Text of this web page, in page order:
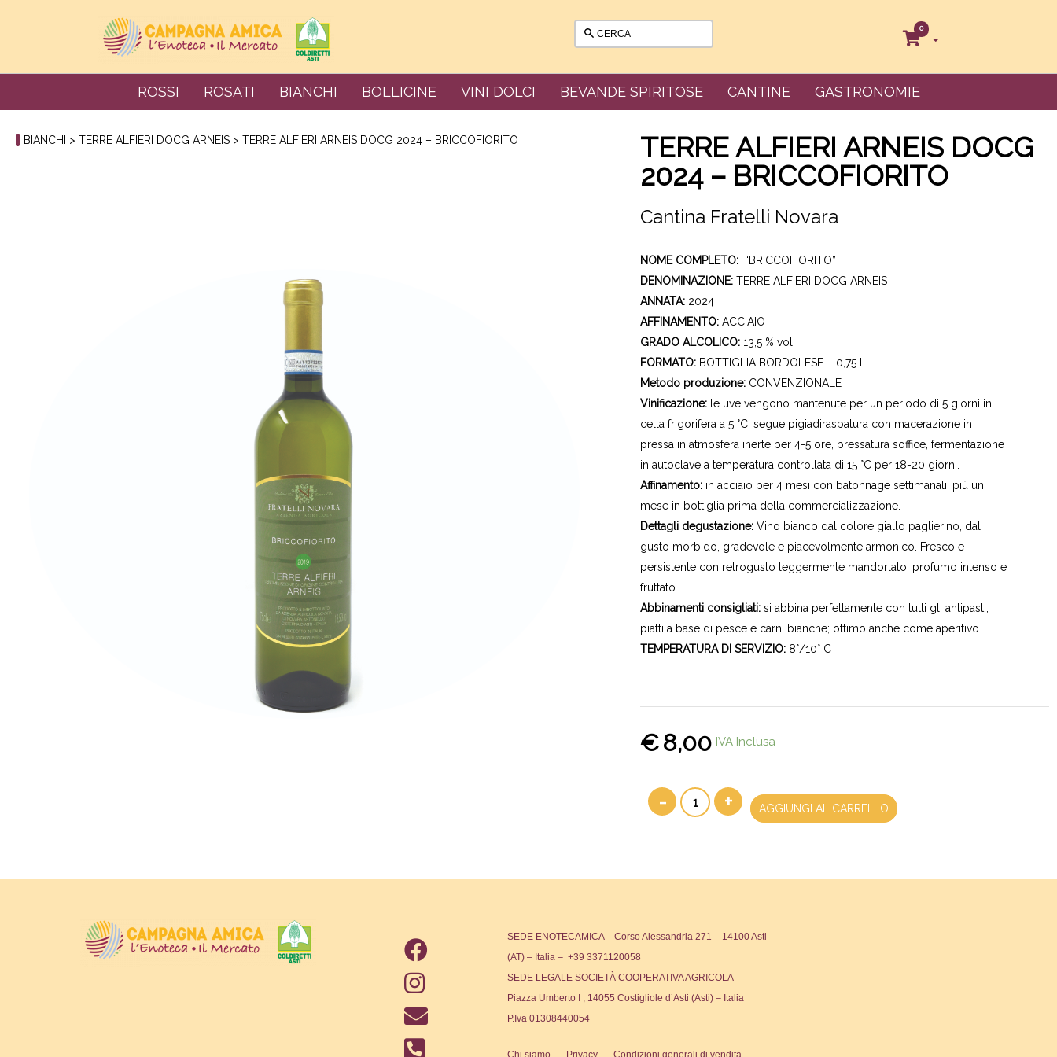
ROSSI ROSATI BIANCHI BOLLICINE VINI DOLCI BEVANDE SPIRITOSE CANTINE GASTRONOMIE
0
BIANCHI > TERRE ALFIERI DOCG ARNEIS > TERRE ALFIERI ARNEIS DOCG 2024 – BRICCOFIORITO
TERRE ALFIERI ARNEIS DOCG
2024 – BRICCOFIORITO
Cantina Fratelli Novara
NOME COMPLETO: “BRICCOFIORITO”
DENOMINAZIONE:TERRE ALFIERI DOCG ARNEIS
ANNATA: 2024
AFFINAMENTO:ACCIAIO
GRADO ALCOLICO:13,5 % vol
FORMATO: BOTTIGLIA BORDOLESE – 0,75 L
Metodo produzione: CONVENZIONALE
Vinificazione: le uve vengono mantenute per un periodo di 5 giorni in
cella frigorifera a 5 °C, segue pigiadiraspatura con macerazione in
pressa in atmosfera inerte per 4-5 ore, pressatura soffice, fermentazione
in autoclave a temperatura controllata di 15 °C per 18-20 giorni.
Affinamento: in acciaio per 4 mesi con batonnage settimanali, più un
mese in bottiglia prima della commercializzazione.
Dettagli degustazione:Vino bianco dal colore giallo paglierino, dal
gusto morbido, gradevole e piacevolmente armonico. Fresco e
persistente con retrogusto leggermente mandorlato, profumo intenso e
fruttato.
Abbinamenti consigliati:si abbina perfettamente con tutti gli antipasti,
piatti a base di pesce e carni bianche; ottimo anche come aperitivo.
TEMPERATURA DI SERVIZIO: 8°/10° C
8,00
€ IVA Inclusa
- + AGGIUNGI AL CARRELLO
SEDE ENOTECAMICA – Corso Alessandria 271 – 14100 Asti
(AT) – Italia – +39 3371120058
SEDE LEGALE SOCIETÀ COOPERATIVA AGRICOLA-
Piazza Umberto I , 14055 Costigliole d’Asti (Asti) – Italia
P.Iva 01308440054
Chi siamo Privacy Condizioni generali di vendita